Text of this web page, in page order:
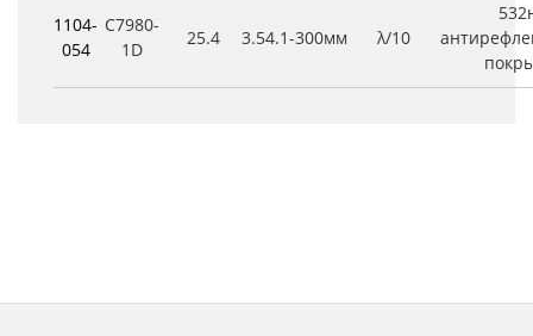
1104-
054
C7980-
1D
25.4 3.54.1-300мм λ/10